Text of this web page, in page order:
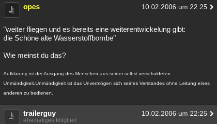
Philosophie Literatur
Astronomie Helpdesk Gruppen Gaming Filme
Übersichten
Besucht Teilgenommen Alle Neue Geschlossen
Lesenswert
opes 10.02.2006 um 22:25
"weiter fliegen und es bereits eine weiterentwickelung gibt:
die Schöne alte Wasserstoffbombe"
Wie meinst du das?
Aufklärung ist der Ausgang des Menschen aus seiner selbst verschuldeten
Unmündigkeit.Unmündigkeit ist das Unvermögen sich seines Verstandes ohne Leitung eines
anderen zu bedienen.
trailerguy 10.02.2006 um 22:25
ehemaliges Mitglied